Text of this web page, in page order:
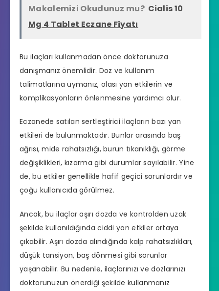
Makalemizi Okudunuz mu? Cialis 10
Mg 4 Tablet Eczane Fiyatı
Bu ilaçları kullanmadan önce doktorunuza
danışmanız önemlidir. Doz ve kullanım
talimatlarına uymanız, olası yan etkilerin ve
komplikasyonların önlenmesine yardımcı olur.
Eczanede satılan sertleştirici ilaçların bazı yan
etkileri de bulunmaktadır. Bunlar arasında baş
ağrısı, mide rahatsızlığı, burun tıkanıklığı, görme
değişiklikleri, kızarma gibi durumlar sayılabilir. Yine
de, bu etkiler genellikle hafif geçici sorunlardır ve
çoğu kullanıcıda görülmez.
Ancak, bu ilaçlar aşırı dozda ve kontrolden uzak
şekilde kullanıldığında ciddi yan etkiler ortaya
çıkabilir. Aşırı dozda alındığında kalp rahatsızlıkları,
düşük tansiyon, baş dönmesi gibi sorunlar
yaşanabilir. Bu nedenle, ilaçlarınızı ve dozlarınızı
doktorunuzun önerdiği şekilde kullanmanız